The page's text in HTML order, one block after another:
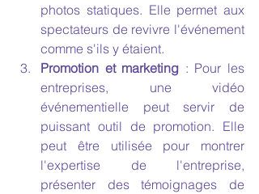
photos statiques. Elle permet aux
spectateurs de revivre l'événement
comme s'ils y étaient.
Promotion et marketing : Pour les
entreprises, une vidéo
événementielle peut servir de
puissant outil de promotion. Elle
peut être utilisée pour montrer
l'expertise de l'entreprise,
présenter des témoignages de